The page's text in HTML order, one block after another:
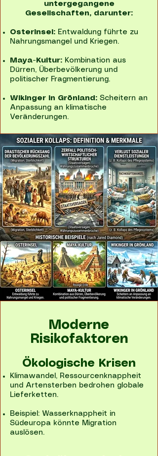
untergegangene
Gesellschaften, darunter:
Osterinsel: Entwaldung führte zu
Nahrungsmangel und Kriegen.
Maya-Kultur: Kombination aus
Dürren, Überbevölkerung und
politischer Fragmentierung.
Wikinger in Grönland: Scheitern an
Anpassung an klimatische
Veränderungen.
Moderne
Risikofaktoren
Ökologische Krisen
Klimawandel, Ressourcenknappheit
und Artensterben bedrohen globale
Lieferketten.
Beispiel: Wasserknappheit in
Südeuropa könnte Migration
auslösen.